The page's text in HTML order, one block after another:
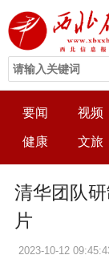
要闻 视频
健康 文旅
清华团队
片
2023-10-12